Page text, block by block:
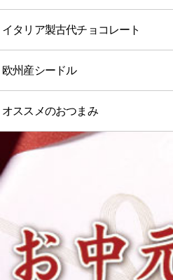
イタリア製古代チョコレート
欧州産シードル
オススメのおつまみ